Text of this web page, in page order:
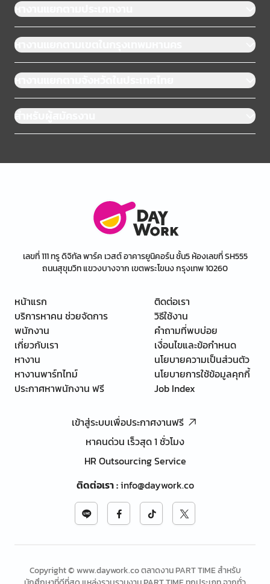
หางานแยกตามประเภทงาน
หางานแยกตามเขตในกรุงเทพมหานคร
หางานแยกตามจังหวัดในประเทศไทย
สำหรับผู้สมัครงาน
เลขที่ 111 ทรู ดิจิทัล พาร์ค เวสต์ อาคารยูนิคอร์น ชั้น5 ห้องเลขที่ SH555
ถนนสุขุมวิท แขวงบางจาก เขตพระโขนง กรุงเทพ 10260
หน้าแรก
บริการหาคน ช่วยจัดการ
พนักงาน
เกี่ยวกับเรา
หางาน
หางานพาร์ทไทม์
ประกาศหาพนักงาน ฟรี
ติดต่อเรา
วิธีใช้งาน
คำถามที่พบบ่อย
เงื่อนไขและข้อกำหนด
นโยบายความเป็นส่วนตัว
นโยบายการใช้ข้อมูลคุกกี้
Job Index
เข้าสู่ระบบเพื่อประกาศงานฟรี
หาคนด่วน เร็วสุด 1 ชั่วโมง
HR Outsourcing Service
ติดต่อเรา:info@daywork.co
Copyright © www.daywork.co ตลาดงาน PART TIME สำหรับ